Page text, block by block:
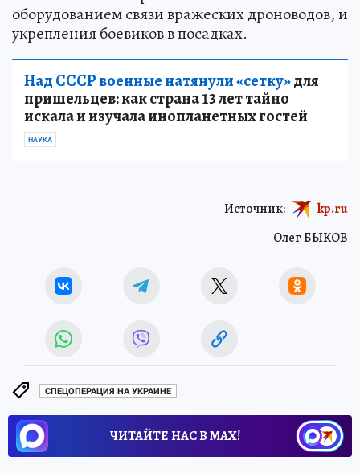
оборудованием связи вражеских дроноводов, и
укрепления боевиков в посадках.
Над СССР военные натянули «сетку»для
пришельцев: как страна 13 лет тайно
искала и изучала инопланетных гостей
НАУКА
Олег БЫКОВ
Источник: kp.ru
СПЕЦОПЕРАЦИЯ НА УКРАИНЕ
ЧИТАЙТЕ НАС В МАХ!